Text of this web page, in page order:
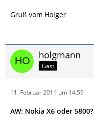
Gruß vom Holger
holgmann
Gast
11. Februar 2011 um 14:59
AW: Nokia X6 oder 5800?